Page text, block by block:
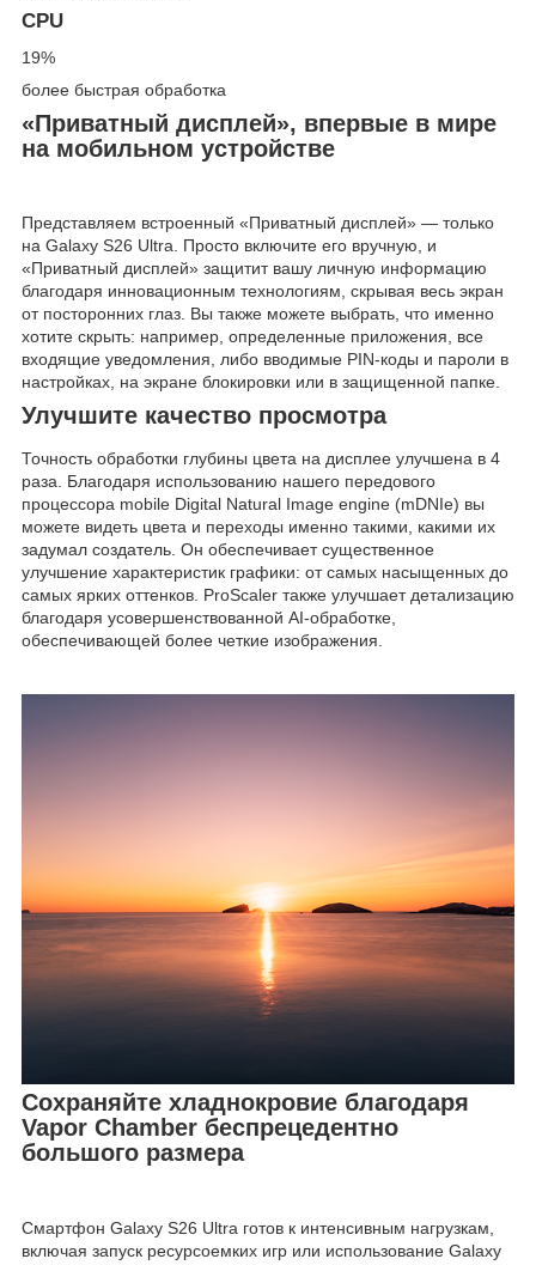
CPU
19%
более быстрая обработка
«Приватный дисплей», впервые в мире
на мобильном устройстве
Представляем встроенный «Приватный дисплей» — только
на Galaxy S26 Ultra. Просто включите его вручную, и
«Приватный дисплей» защитит вашу личную информацию
благодаря инновационным технологиям, скрывая весь экран
от посторонних глаз. Вы также можете выбрать, что именно
хотите скрыть: например, определенные приложения, все
входящие уведомления, либо вводимые PIN-коды и пароли в
настройках, на экране блокировки или в защищенной папке.
Улучшите качество просмотра
Точность обработки глубины цвета на дисплее улучшена в 4
раза. Благодаря использованию нашего передового
процессора mobile Digital Natural Image engine (mDNIe) вы
можете видеть цвета и переходы именно такими, какими их
задумал создатель. Он обеспечивает существенное
улучшение характеристик графики: от самых насыщенных до
самых ярких оттенков. ProScaler также улучшает детализацию
благодаря усовершенствованной AI-обработке,
обеспечивающей более четкие изображения.
Сохраняйте хладнокровие благодаря
Vapor Chamber беспрецедентно
большого размера
Смартфон Galaxy S26 Ultra готов к интенсивным нагрузкам,
включая запуск ресурсоемких игр или использование Galaxy